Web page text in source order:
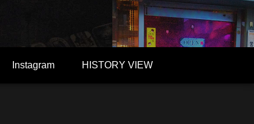
Instagram HISTORY VIEW